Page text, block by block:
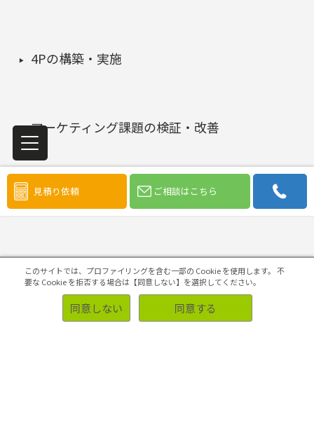
見積り依頼 ご相談はこちら
4Pの構築・実施
マーケティング課題の検証・改善
初めての方へ
このサイトでは、プロファイリングを含む一部の Cookie を使用します。 不
要な Cookie を拒否する場合は【同意しない】を選択してください。
同意しない 同意する